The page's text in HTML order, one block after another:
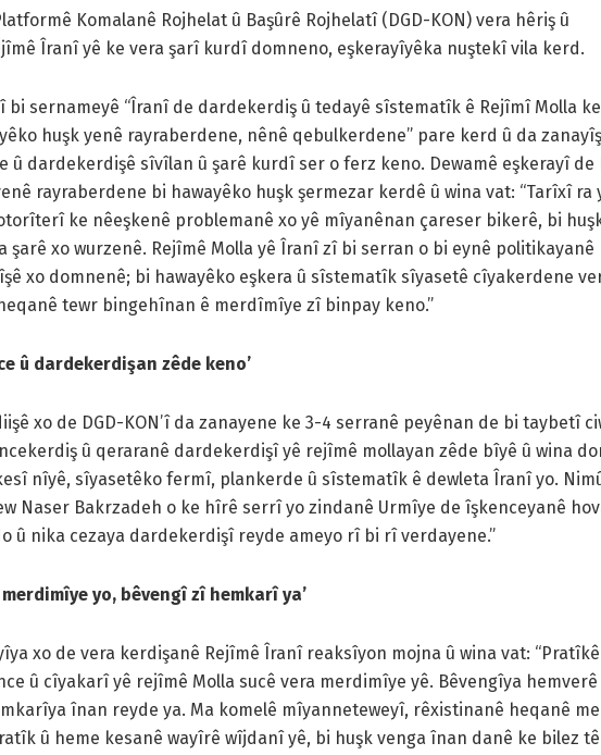
Komalanê Rojhelat û Başûrê Rojhelatî (DGD-KON) vera hêriş û
Îranî yê ke vera şarî kurdî domneno, eşkerayîyêka nuştekî vila kerd.
bi sernameyê “Îranî de dardekerdiş û tedayê sîstematîk ê Rejîmî Molla
huşk yenê rayraberdene, nênê qebulkerdene” pare kerd û da
û dardekerdişê sîvîlan û şarê kurdî ser o ferz keno. Dewamê eşkerayî de
rayraberdene bi hawayêko huşk şermezar kerdê û wina vat: “Tarîxî ra
ke nêeşkenê problemanê xo yê mîyanênan çareser bikerê, bi
şarê xo wurzenê. Rejîmê Molla yê Îranî zî bi serran o bi eynê politikayanê
xo domnenê; bi hawayêko eşkera û sîstematîk sîyasetê cîyakerdene
tewr bingehînan ê merdîmîye zî binpay keno.”
û dardekerdişan zêde keno’
xo de DGD-KON’î da zanayene ke 3-4 serranê peyênan de bi taybetî
û qeraranê dardekerdişî yê rejîmê mollayan zêde bîyê û wina
nîyê, sîyasetêko fermî, plankerde û sîstematîk ê dewleta Îranî yo.
Naser Bakrzadeh o ke hîrê serrî yo zindanê Urmîye de îşkenceyanê
û nika cezaya dardekerdişî reyde ameyo rî bi rî verdayene.”
yo, bêvengî zî hemkarî ya’
xo de vera kerdişanê Rejîmê Îranî reaksîyon mojna û wina vat: “Pratîkê
û cîyakarî yê rejîmê Molla sucê vera merdimîye yê. Bêvengîya hemverê
înan reyde ya. Ma komelê mîyanneteweyî, rêxistinanê heqanê
û heme kesanê wayîrê wîjdanî yê, bi huşk venga înan danê ke bilez